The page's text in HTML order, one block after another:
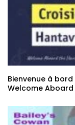
Bienvenue à
Welcome